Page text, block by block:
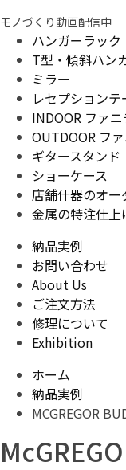
モノづくり動画配信中
ハンガーラック
T型・傾斜ハン
ミラー
レセプション
INDOOR ファ
OUTDOOR フ
ギタースタンド
ショーケース
店舗什器のオ
金属の特注仕上
納品実例
お問い合わせ
About Us
ご注文方法
修理について
Exhibition
ホーム
納品実例
MCGREGOR